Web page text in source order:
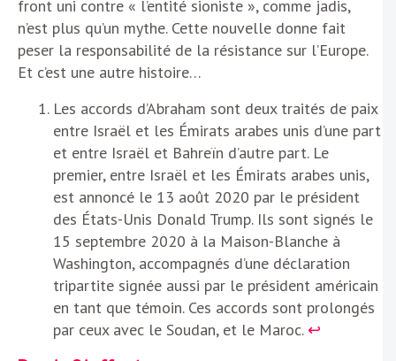
front uni contre « l’entité sioniste », comme jadis,
n’est plus qu’un mythe. Cette nouvelle donne fait
peser la responsabilité de la résistance sur l’Europe.
Et c’est une autre histoire…
Les accords d’Abraham sont deux traités de paix
entre Israël et les Émirats arabes unis d’une part
et entre Israël et Bahreïn d’autre part. Le
premier, entre Israël et les Émirats arabes unis,
est annoncé le 13 août 2020 par le président
des États-Unis Donald Trump. Ils sont signés le
15 septembre 2020 à la Maison-Blanche à
Washington, accompagnés d’une déclaration
tripartite signée aussi par le président américain
en tant que témoin. Ces accords sont prolongés
par ceux avec le Soudan, et le Maroc.↩︎